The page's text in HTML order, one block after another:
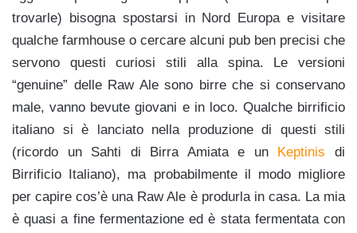
trovarle) bisogna spostarsi in Nord Europa e visitare
qualche farmhouse o cercare alcuni pub ben precisi che
servono questi curiosi stili alla spina. Le versioni
“genuine” delle Raw Ale sono birre che si conservano
male, vanno bevute giovani e in loco. Qualche birrificio
italiano si è lanciato nella produzione di questi stili
(ricordo un Sahti di Birra Amiata e un
Keptinis di
Birrificio Italiano), ma probabilmente il modo migliore
per capire cos’è una Raw Ale è produrla in casa. La mia
è quasi a fine fermentazione ed è stata fermentata con